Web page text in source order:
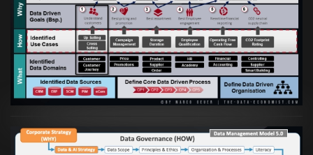
Artikel:
Business Case orientierte
Etablierung einer Data Driven Company
VIEW